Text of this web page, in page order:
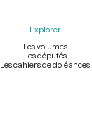
Explorer
Les volumes
Les députés
Les cahiers de doléances